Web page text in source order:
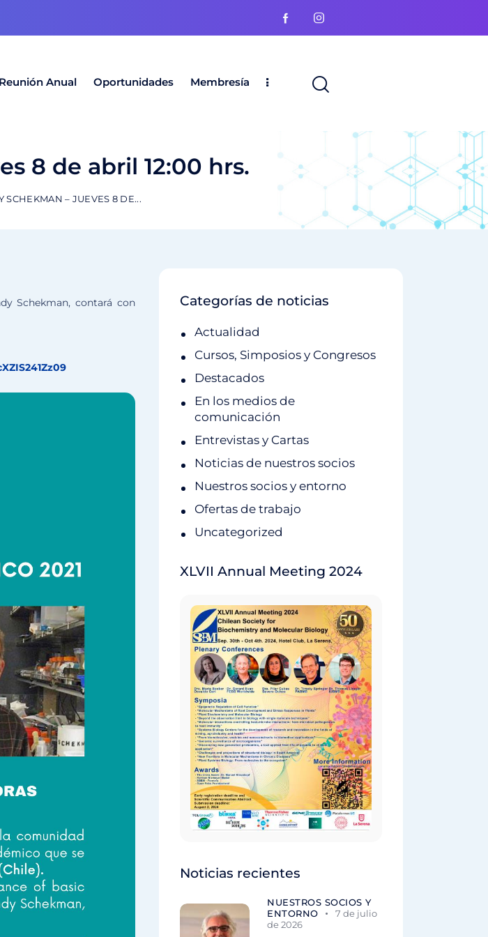
Reunión Anual Oportunidades Membresía
8 de abril 12:00 hrs.
SCHEKMAN – JUEVES 8 DE...
Schekman, contará con
09
Categorías de noticias
Actualidad
Cursos, Simposios y Congresos
Destacados
En los medios de
comunicación
Entrevistas y Cartas
Noticias de nuestros socios
Nuestros socios y entorno
Ofertas de trabajo
Uncategorized
XLVII Annual Meeting 2024
Noticias recientes
NUESTROS SOCIOS Y
ENTORNO
7 de julio
de 2026